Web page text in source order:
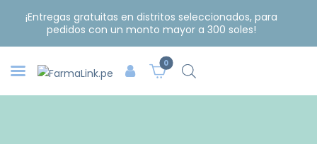
¡Entregas gratuitas en distritos seleccionados, para
pedidos con un monto mayor a 300 soles!
0